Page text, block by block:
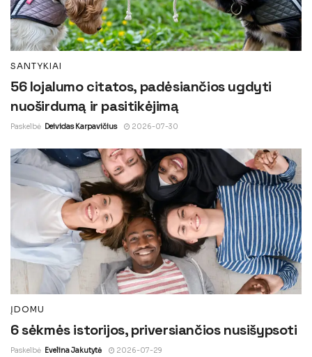
SANTYKIAI
56 lojalumo citatos, padėsiančios ugdyti
nuoširdumą ir pasitikėjimą
Paskelbė Deividas Karpavičius 2026-07-30
ĮDOMU
6 sėkmės istorijos, priversiančios nusišypsoti
Paskelbė Evelina Jakutytė 2026-07-29